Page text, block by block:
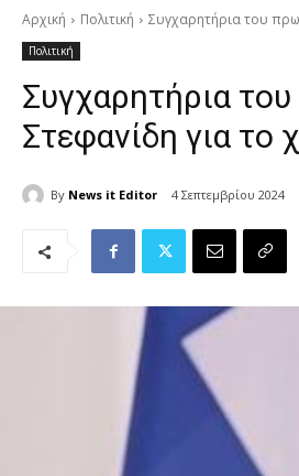
Αρχική Πολιτική Συγχαρητήρια του
Πολιτική
Συγχαρητήρια
Στεφανίδη για το
By News it Editor 4 Σεπτεμβρίου 2024